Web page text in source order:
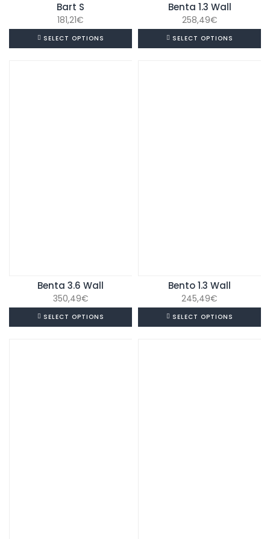
Bart S
181,21€
SELECT OPTIONS
Benta 1.3 Wall
258,49€
SELECT OPTIONS
Benta 3.6 Wall
350,49€
SELECT OPTIONS
Bento 1.3 Wall
245,49€
SELECT OPTIONS